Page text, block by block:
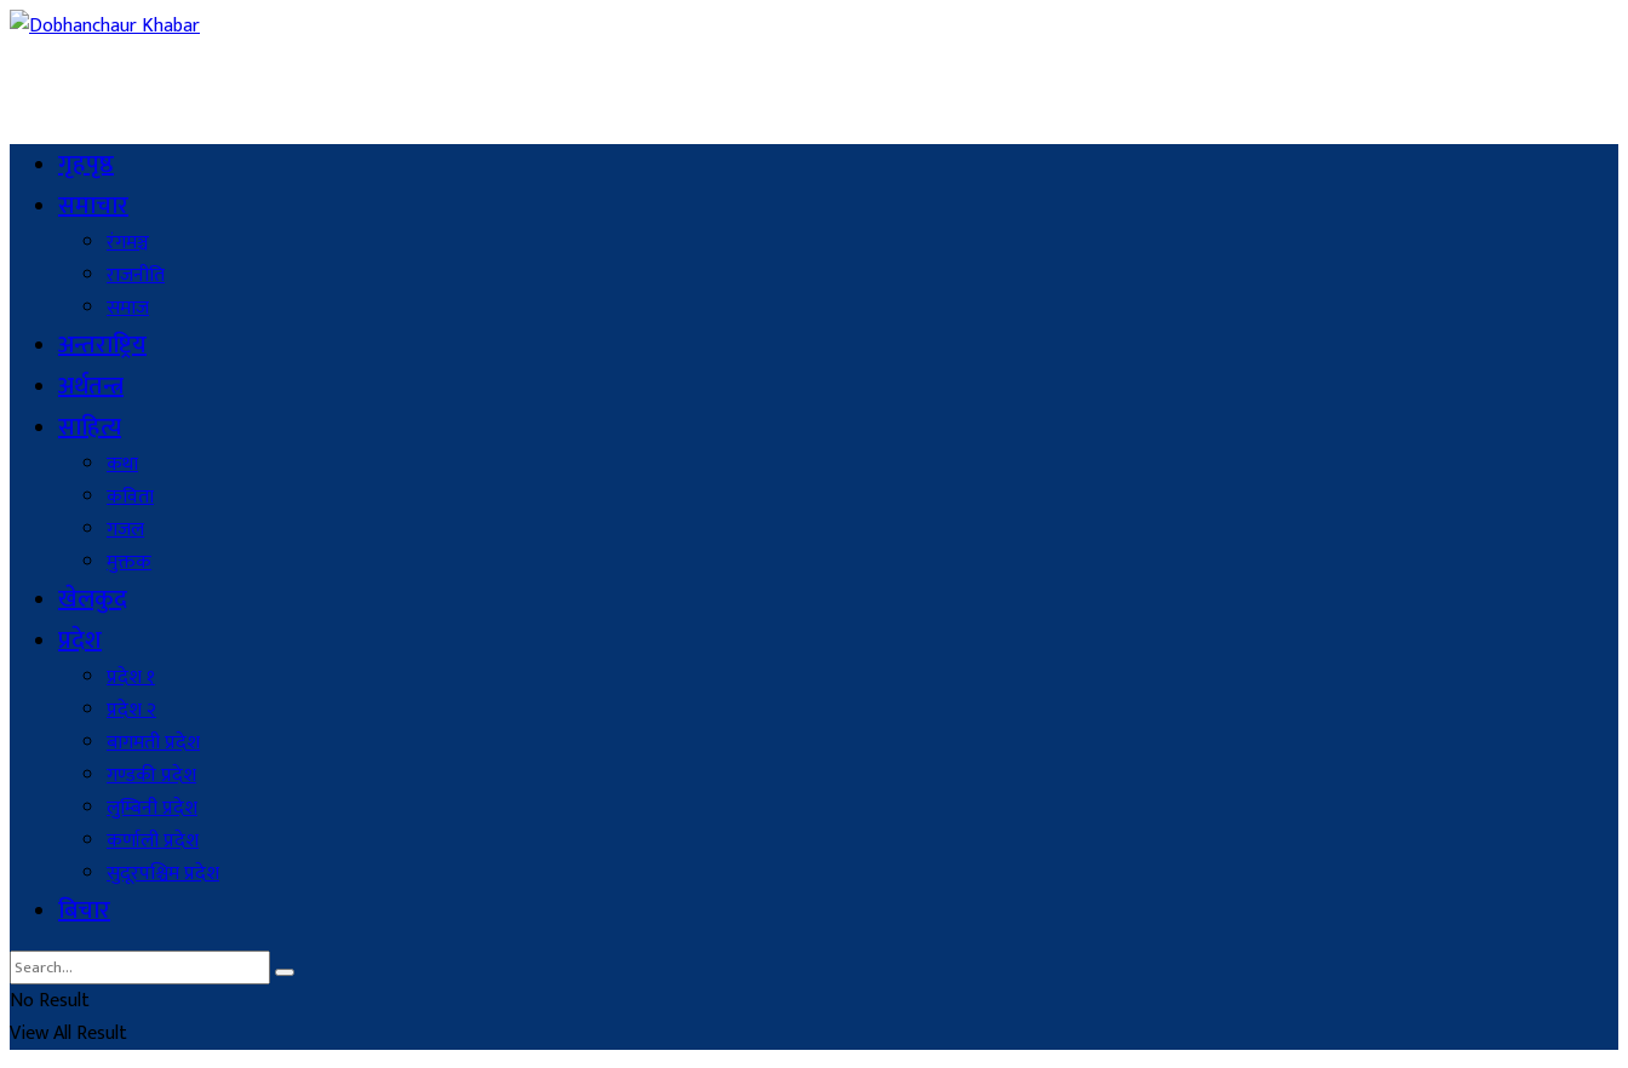
गृहपृष्ठ
समाचार
रंगमञ्च
राजनीति
समाज
अन्तराष्ट्रिय
अर्थतन्त्र
साहित्य
कथा
कविता
गजल
मुक्तक
खेलकुद
प्रदेश
प्रदेश १
प्रदेश २
बागमती प्रदेश
गण्डकी प्रदेश
लुम्बिनी प्रदेश
कर्णाली प्रदेश
सुदूरपश्चिम प्रदेश
बिचार
No Result
View All Result